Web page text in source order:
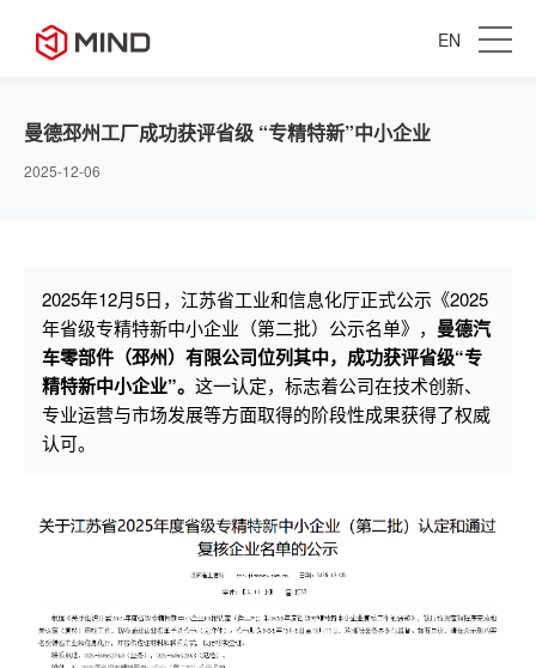
EN
曼德邳州工厂成功获评省级 “专精特新”中小企业
2025-12-06
2025年12月5日，江苏省工业和信息化厅正式公示《2025
年省级专精特新中小企业（第二批）公示名单》， 曼德汽
车零部件（邳州）有限公司位列其中，成功获评省级“专
精特新中小企业”。 这一认定，标志着公司在技术创新、
专业运营与市场发展等方面取得的阶段性成果获得了权威
认可。